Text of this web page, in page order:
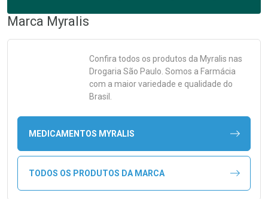
Marca Myralis
Confira todos os produtos da Myralis nas
Drogaria São Paulo. Somos a Farmácia
com a maior variedade e qualidade do
Brasil.
MEDICAMENTOS MYRALIS
TODOS OS PRODUTOS DA MARCA